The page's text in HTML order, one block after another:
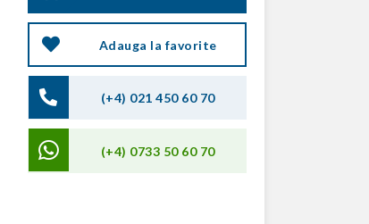
Adauga la favorite
(+4) 021 450 60 70
(+4) 0733 50 60 70